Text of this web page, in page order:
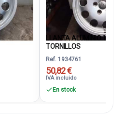
LLANTA ALUMINIO 16 5
TORNILLOS
Ref. 1934761
50,82 €
IVA incluido
En stock